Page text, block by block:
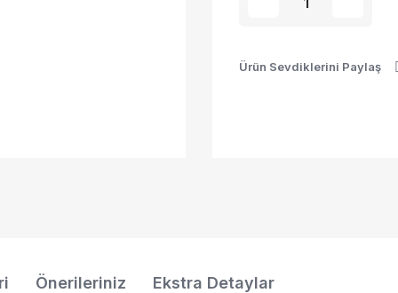
Ürün Sevdiklerini Paylaş
Önerileriniz Ekstra Detaylar